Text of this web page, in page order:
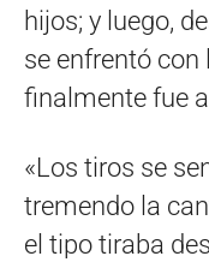
hijos; y luego,
se enfrentó con
finalmente fue
«Los tiros se
tremendo la
el tipo tiraba